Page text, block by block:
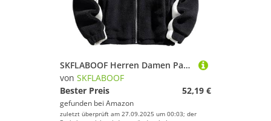
SKFLABOOF Herren Damen Patchwork Stehkragen Teddy Jacke 2025 Sherpa Fleecejacke Aesthetic Stuff Y2K Clothes Winter Warm Teddyfleece Jacken Mantel
von SKFLABOOF
Bester Preis
52,19 €
gefunden bei Amazon
zuletzt überprüft am 27.09.2025 um 00:03; der